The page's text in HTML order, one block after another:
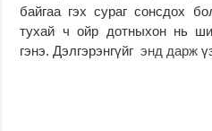
байгаа гэх сураг сонсдох
тухай ч ойр дотныхон нь
гэнэ. Дэлгэрэнгүйгэнд дарж